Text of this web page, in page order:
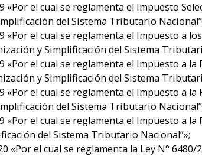
«Por el cual se reglamenta el Impuesto
del Sistema Tributario
«Por el cual se reglamenta el Impuesto a
y Simplificación del Sistema
«Por el cual se reglamenta el Impuesto a
y Simplificación del Sistema
«Por el cual se reglamenta el Impuesto a
del Sistema Tributario
«Por el cual se reglamenta el Impuesto a la
del Sistema Tributario Nacional”»;
«Por el cual se reglamenta la Ley N°